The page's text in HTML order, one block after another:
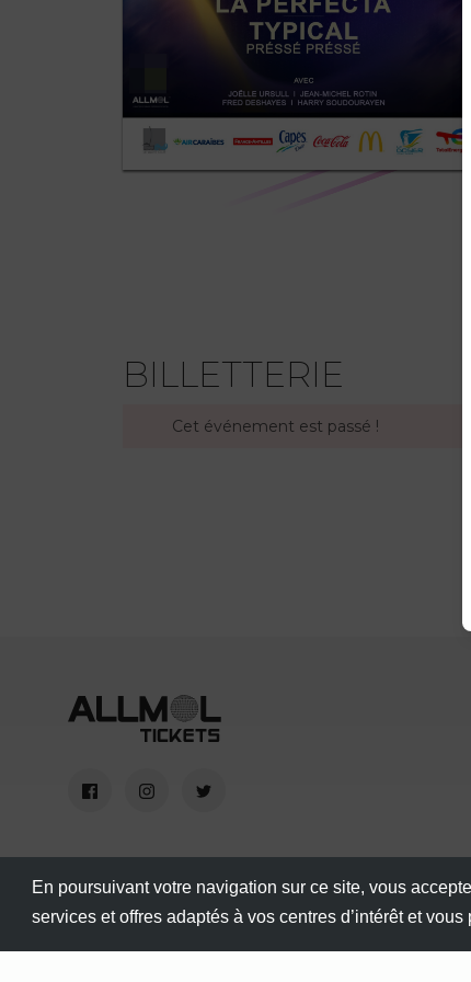
En poursuivant votre navigation sur ce site, vous
services et offres adaptés à vos centres d’intérêt et
BILLETTERIE
Cet événement est passé !